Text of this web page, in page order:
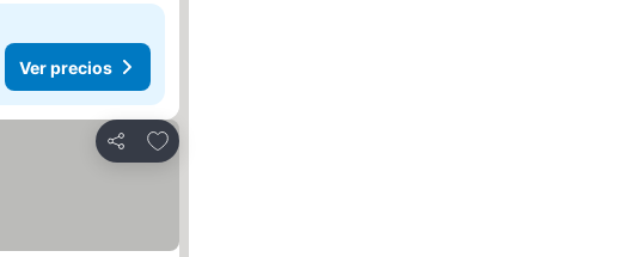
Ver precios
Compartir
Añadir a favoritos